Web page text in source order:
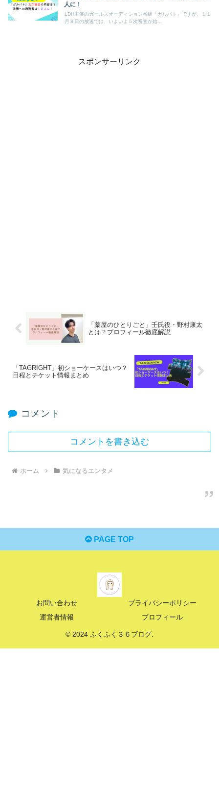
人に！
LDH主催のガールズオーディション番組「ガルバト」ですが、１１
月８日の放送では、いよいよ５次審査が始...
スポンサーリンク
「薬屋のひとりごと」壬氏役・野村康太
とは？プロフィール徹底解説
「TAGRIGHT」初ショーケースはいつ？
日程とチケット情報まとめ
コメント
コメントを書き込む
ホーム 気になるエンタメ
PAGE TOP
お問い合わせ
プライバシーポリシー
運営者情報
プロフィール
© 2024 ふくふく３６ブログ.